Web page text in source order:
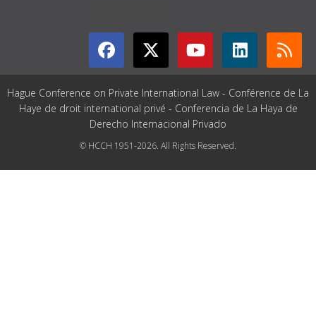
Hague Conference on Private International Law - Conférence de La
Haye de droit international privé - Conferencia de La Haya de
Derecho Internacional Privado
© HCCH 1951-2026. All Rights Reserved.